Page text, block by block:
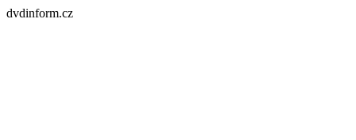
dvdinform.cz